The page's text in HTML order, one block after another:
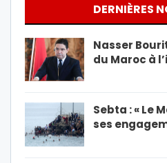
DERNIÈRES
Nasser
du Maroc à
Sebta : « Le
ses